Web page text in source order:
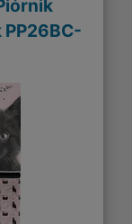
PP26BC-